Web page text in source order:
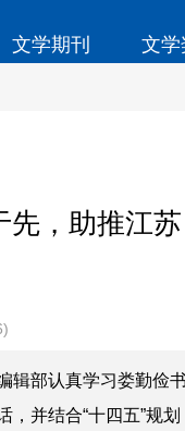
文学期刊 文
先，助推江苏
辑部认真学习娄勤俭
，并结合“十四五”规划